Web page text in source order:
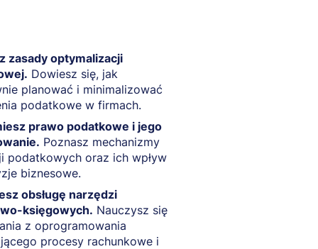
zasady optymalizacji
Dowiesz się, jak
planować i minimalizować
podatkowe w firmach.
prawo podatkowe i jego
Poznasz mechanizmy
podatkowych oraz ich wpływ
biznesowe.
obsługę narzędzi
księgowych. Nauczysz się
z oprogramowania
procesy rachunkowe i